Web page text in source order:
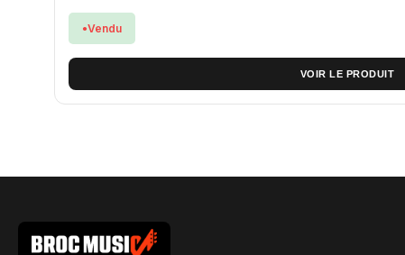
Vendu
VOIR LE PRODUIT